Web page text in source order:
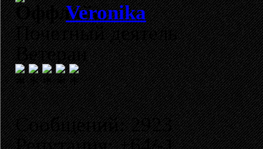
Veronika
Почетный деятель
Ветеран
Сообщений: 2923